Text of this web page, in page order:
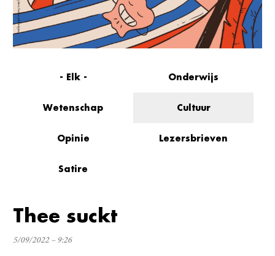
- Elk - Onderwijs
Wetenschap Cultuur
Opinie Lezersbrieven
Satire
Thee suckt
5/09/2022 – 9:26